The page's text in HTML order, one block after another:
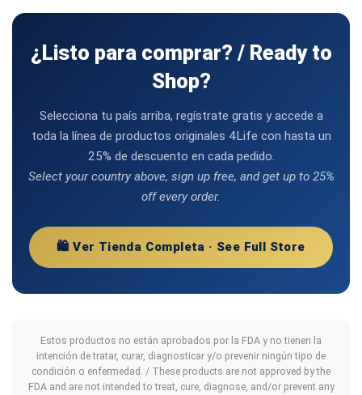
¿Listo para comprar? / Ready to
Shop?
Selecciona tu país arriba, regístrate gratis y accede a
toda la línea de productos originales 4Life con hasta un
25% de descuento en cada pedido.
Select your country above, sign up free, and get up to 25%
off every order.
🛍️ Ver Tienda Completa · See Full Store
Estos productos no están aprobados por la FDA y no tienen la
intención de tratar, curar, diagnosticar y/o prevenir ningún tipo de
condición o enfermedad. / These products are not approved by the
FDA and are not intended to treat, cure, diagnose, and/or prevent any